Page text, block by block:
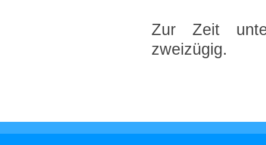
Zur Zeit
zweizügig.